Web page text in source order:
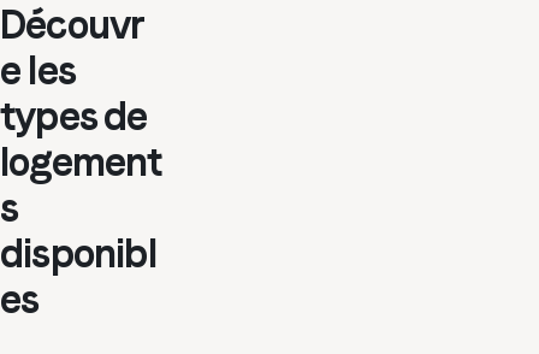
Découvr
e les
types de
logement
s
disponibl
es